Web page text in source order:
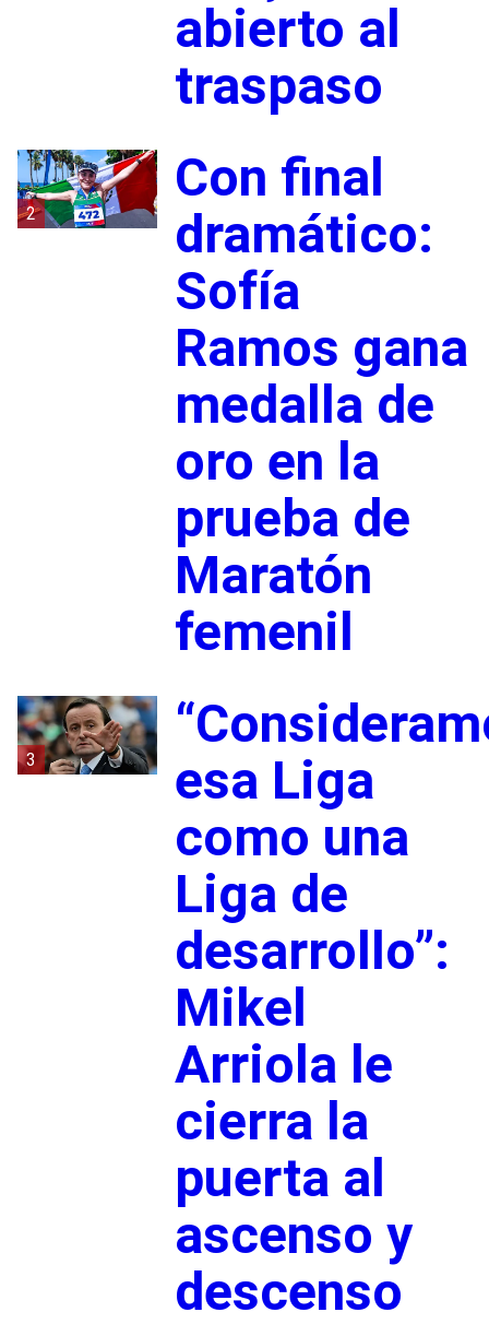
abierto al
traspaso
2
Con final
dramático:
Sofía
Ramos gana
medalla de
oro en la
prueba de
Maratón
femenil
3
esa Liga
como una
Liga de
desarrollo”:
Mikel
Arriola le
cierra la
puerta al
ascenso y
descenso